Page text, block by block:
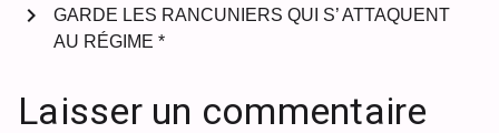
GARDE LES RANCUNIERS QUI S’ ATTAQUENT
AU RÉGIME *
chevron_right
Laisser un commentaire